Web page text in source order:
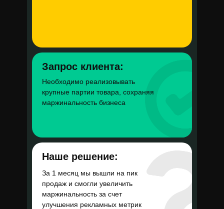
260 000 руб
440 руб
Цена регистрации
За 1 месяц мы вышли на пик
продаж и смогли увеличить
маржинальность за счет
улучшения рекламных метрик
Наше решение:
Необходимо реализовывать
крупные партии товара, сохраняя
маржинальность бизнеса
Запрос клиента: